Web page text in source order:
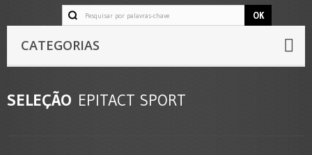
OK
CATEGORIAS
SELEÇÃO EPITACT SPORT